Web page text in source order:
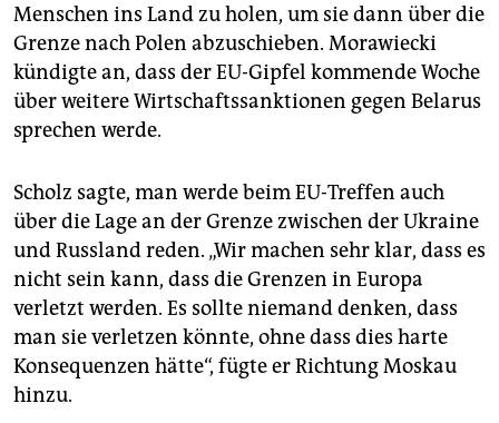
Menschen ins Land zu holen, um sie dann über die
Grenze nach Polen abzuschieben. Morawiecki
kündigte an, dass der EU-Gipfel kommende Woche
über weitere Wirtschaftssanktionen gegen Belarus
sprechen werde.
Scholz sagte, man werde beim EU-Treffen auch
über die Lage an der Grenze zwischen der Ukraine
und Russland reden. „Wir machen sehr klar, dass es
nicht sein kann, dass die Grenzen in Europa
verletzt werden. Es sollte niemand denken, dass
man sie verletzen könnte, ohne dass dies harte
Konsequenzen hätte“, fügte er Richtung Moskau
hinzu.